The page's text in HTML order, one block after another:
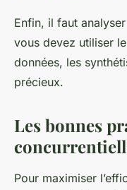
Enfin, il faut
vous devez utiliser
données, les
précieux.
Les bonnes
Pour maximiser